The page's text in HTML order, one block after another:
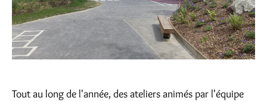
Tout au long de l'année, des ateliers animés par l'équipe